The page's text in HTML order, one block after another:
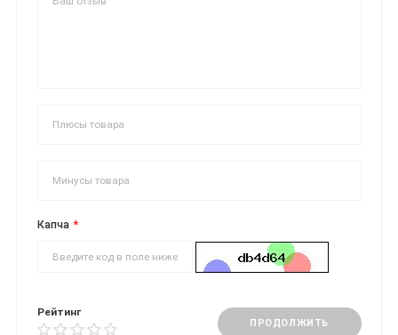
Капча
Рейтинг
ПРОДОЛЖИТЬ